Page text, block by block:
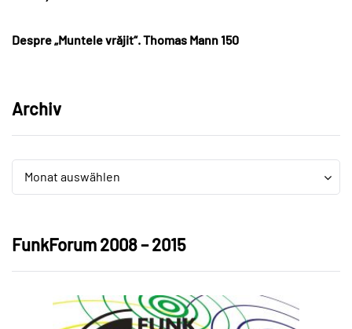
Despre „Muntele vrăjit“. Thomas Mann 150
Archiv
Archiv
Monat auswählen
Archiv
FunkForum 2008 – 2015